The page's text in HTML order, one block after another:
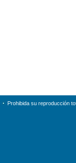
Prohibida su reproducción